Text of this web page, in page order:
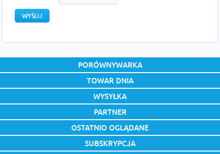
PORÓWNYWARKA
TOWAR DNIA
WYSYŁKA
PARTNER
OSTATNIO OGLĄDANE
SUBSKRYPCJA